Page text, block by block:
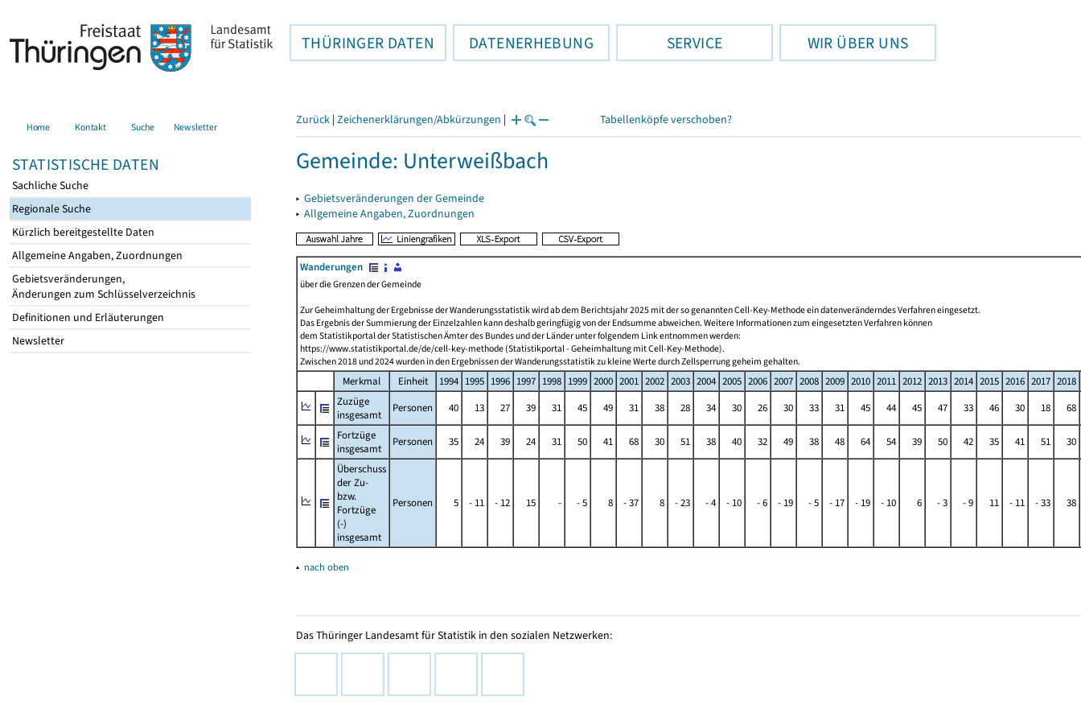
THÜRINGER DATEN DATENERHEBUNG SERVICE WIR ÜBER UNS
Home Kontakt Suche Newsletter
STATISTISCHE DATEN
Sachliche Suche
Regionale Suche
Kürzlich bereitgestellte Daten
Allgemeine Angaben, Zuordnungen
Gebietsveränderungen,
Änderungen zum Schlüsselverzeichnis
Definitionen und Erläuterungen
Newsletter
Zurück | Zeichenerklärungen/Abkürzungen | Tabellenköpfe verschoben?
Gemeinde: Unterweißbach
▸ Gebietsveränderungen der Gemeinde
▸ Allgemeine Angaben, Zuordnungen
Wanderungen
über die Grenzen der Gemeinde
Zur Geheimhaltung der Ergebnisse der Wanderungsstatistik wird ab dem Berichtsjahr 2025 mit der so genannten Cell-Key-Methode ein datenveränderndes Verfahren eingesetzt.
Das Ergebnis der Summierung der Einzelzahlen kann deshalb geringfügig von der Endsumme abweichen. Weitere Informationen zum eingesetzten Verfahren können
dem Statistikportal der Statistischen Ämter des Bundes und der Länder unter folgendem Link entnommen werden:
https://www.statistikportal.de/de/cell-key-methode (Statistikportal - Geheimhaltung mit Cell-Key-Methode).
Zwischen 2018 und 2024 wurden in den Ergebnissen der Wanderungsstatistik zu kleine Werte durch Zellsperrung geheim gehalten.
Merkmal Einheit 1994 1995 1996 1997 1998 1999 2000 2001 2002 2003 2004 2005 2006 2007 2008 2009 2010 2011 2012 2013 2014 2015 2016 2017 2018
Zuzüge
insgesamt
Personen 40 13 27 39 31 45 49 31 38 28 34 30 26 30 33 31 45 44 45 47 33 46 30 18
68
Fortzüge
insgesamt
Personen 35 24 39 24 31 50 41 68 30 51 38 40 32 49 38 48 64 54 39 50 42 35 41 51
30
Überschuss
der Zu-
bzw.
Fortzüge
(-)
insgesamt
Personen 5 - 11 - 12 15 - - 5 8 - 37 8 - 23 - 4 - 10 - 6 - 19 - 5 - 17 - 19 - 10 6 - 3 - 9 11 - 11 - 33 38
▴ nach oben
Das Thüringer Landesamt für Statistik in den sozialen Netzwerken: